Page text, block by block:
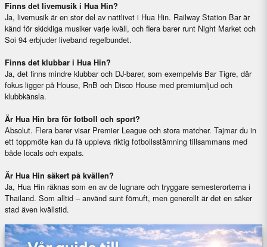
Finns det livemusik i Hua Hin?
Ja, livemusik är en stor del av nattlivet i Hua Hin. Railway Station Bar är
känd för skickliga musiker varje kväll, och flera barer runt Night Market och
Soi 94 erbjuder liveband regelbundet.
Finns det klubbar i Hua Hin?
Ja, det finns mindre klubbar och DJ-barer, som exempelvis Bar Tigre, där
fokus ligger på House, RnB och Disco House med premiumljud och
klubbkänsla.
Är Hua Hin bra för fotboll och sport?
Absolut. Flera barer visar Premier League och stora matcher. Tajmar du in
ett toppmöte kan du få uppleva riktig fotbollsstämning tillsammans med
både locals och expats.
Är Hua Hin säkert på kvällen?
Ja, Hua Hin räknas som en av de lugnare och tryggare semesterorterna i
Thailand. Som alltid – använd sunt förnuft, men generellt är det en säker
stad även kvällstid.